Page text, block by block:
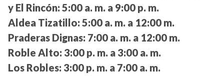
y El Rincón: 5:00 a. m. a 9:00 p. m.
Aldea Tizatillo: 5:00 a. m. a 12:00 m.
Praderas Dignas: 7:00 a. m. a 12:00 m.
Roble Alto: 3:00 p. m. a 3:00 a. m.
Los Robles: 3:00 p. m. a 7:00 a. m.